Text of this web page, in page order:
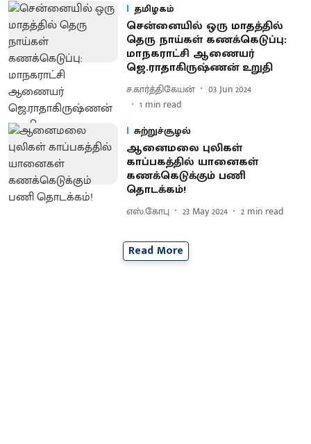
தமிழகம்
சென்னையில் ஒரு மாதத்தில்
தெரு நாய்கள் கணக்கெடுப்பு:
மாநகராட்சி ஆணையர்
ஜெ.ராதாகிருஷ்ணன் உறுதி
ச.கார்த்திகேயன்
03 Jun 2024
1 min read
சுற்றுச்சூழல்
ஆனைமலை புலிகள்
காப்பகத்தில் யானைகள்
கணக்கெடுக்கும் பணி
தொடக்கம்!
எஸ்.கோபு 23 May 2024 2 min read
Read More